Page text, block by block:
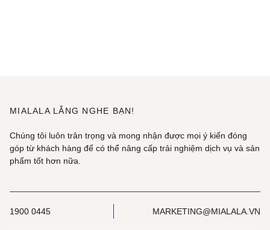
MIALALA LẮNG NGHE BẠN!
Chúng tôi luôn trân trọng và mong nhận được mọi ý kiến đóng
góp từ khách hàng để có thể nâng cấp trải nghiệm dịch vụ và sản
phẩm tốt hơn nữa.
1900 0445 MARKETING@MIALALA.VN